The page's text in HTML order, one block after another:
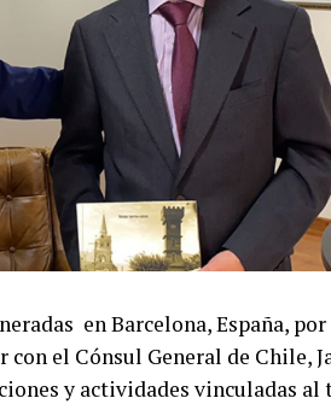
en Barcelona, España,
el Cónsul General de Chile,
y actividades vinculadas al